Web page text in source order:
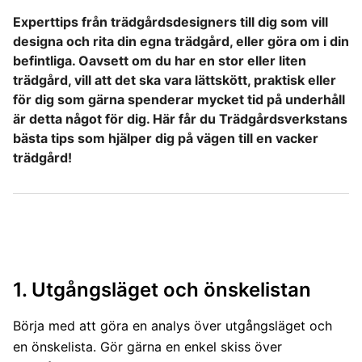
Experttips från trädgårdsdesigners till dig som vill
designa och rita din egna trädgård, eller göra om i din
befintliga. Oavsett om du har en stor eller liten
trädgård, vill att det ska vara lättskött, praktisk eller
för dig som gärna spenderar mycket tid på underhåll
är detta något för dig. Här får du Trädgårdsverkstans
bästa tips som hjälper dig på vägen till en vacker
trädgård!
1. Utgångsläget och önskelistan
Börja med att göra en analys över utgångsläget och
en önskelista. Gör gärna en enkel skiss över